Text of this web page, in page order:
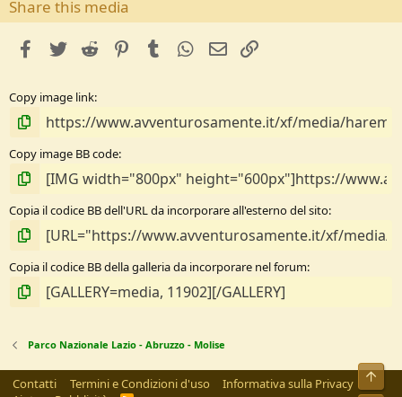
t
Share this media
facebookTwitterReddit PinterestTumblrWhatsApp
e-mail
Copy image link
Copy image BB code
Copia il codice BB dell'URL da incorporare all'esterno del sito
Copia il codice BB della galleria da incorporare nel forum
Parco Nazionale Lazio - Abruzzo - Molise
Contatti Termini e Condizioni d'uso
Informativa sulla Privacy
Alto